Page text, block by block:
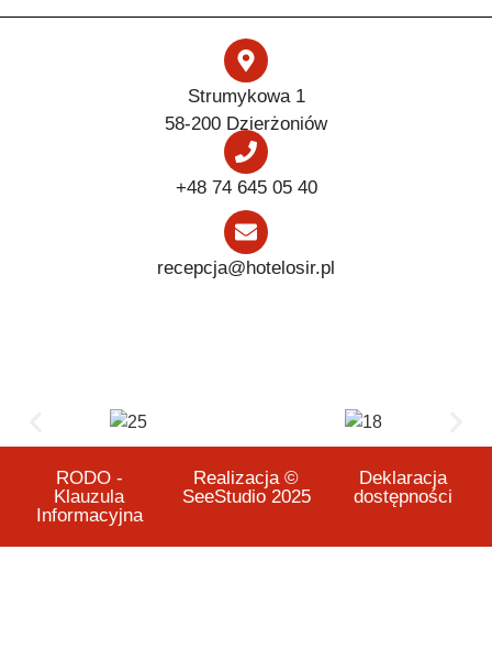
Strumykowa 1
58-200 Dzierżoniów
+48 74 645 05 40
recepcja@hotelosir.pl
RODO -
Klauzula
Informacyjna
Realizacja ©
SeeStudio 2025
Deklaracja
dostępności